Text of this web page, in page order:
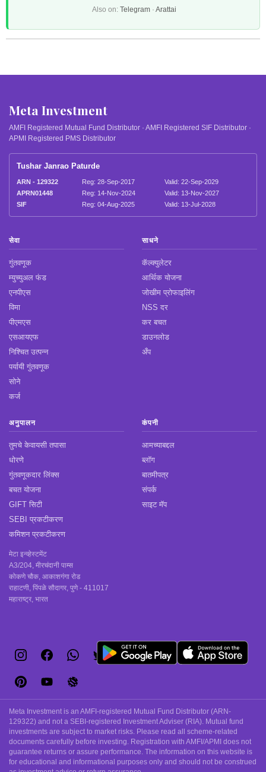
Also on: Telegram· Arattai
Meta Investment
AMFI Registered Mutual Fund Distributor · AMFI Registered SIF Distributor ·
APMI Registered PMS Distributor
Tushar Janrao Paturde
ARN - 129322 Reg: 28-Sep-2017
Valid: 22-Sep-2029
APRN01448
Reg: 14-Nov-2024
Valid: 13-Nov-2027
SIF
Reg: 04-Aug-2025 Valid: 13-Jul-2028
सेवा
गुंतवणूक
म्युच्युअल फंड
एनपीएस
विमा
पीएमएस
एसआयएफ
निश्चित उत्पन्न
पर्यायी गुंतवणूक
सोने
कर्ज
साधने
कॅल्क्युलेटर
आर्थिक योजना
जोखीम प्रोफाइलिंग
NSS दर
कर बचत
डाउनलोड
अँप
अनुपालन
तुमचे केवायसी तपासा
धोरणे
गुंतवणूकदार लिंक्स
बचत योजना
GIFT सिटी
SEBI प्रकटीकरण
कमिशन प्रकटीकरण
मेटा इन्व्हेस्टमेंट
A3/204, मीरचंदानी पाम्स
कोकणे चौक, आकाशगंगा रोड
राहाटणी, पिंपळे सौदागर, पुणे - 411017
महाराष्ट्र, भारत
कंपनी
आमच्याबद्दल
ब्लॉग
बातमीपत्र
संपर्क
साइट मॅप
Meta Investment is an AMFI-registered Mutual Fund Distributor (ARN-
129322) and not a SEBI-registered Investment Adviser (RIA). Mutual fund
investments are subject to market risks. Please read all scheme-related
documents carefully before investing. Registration with AMFI/APMI does not
guarantee returns or assure performance. The information on this website is
for educational and informational purposes only and should not be construed